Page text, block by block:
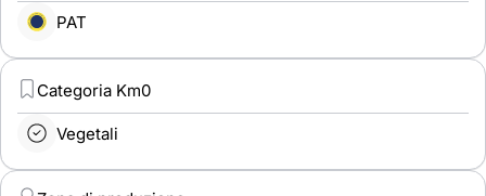
PAT
Categoria Km0
Vegetali